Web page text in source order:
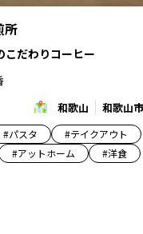
所
こだわりコーヒー
和歌山 和歌山市
#パスタ #テイクアウト
#アットホーム #洋食